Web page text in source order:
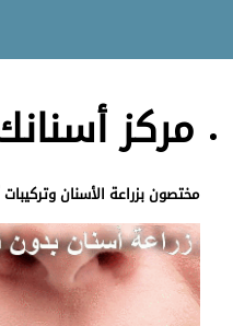
مركز
مختصون بزراعة الأسنان وتركيبات